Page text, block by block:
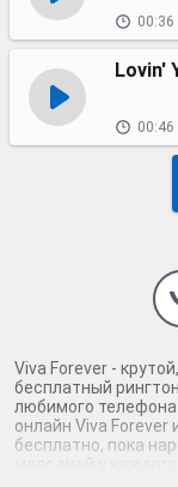
00:36
Lovin'
00:46
Viva Forever -
бесплатный
любимого
онлайн Viva Forever
бесплатно, пока
мелодией у